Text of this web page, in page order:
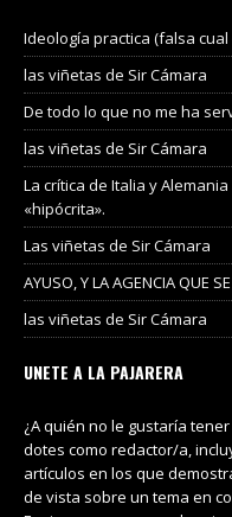
Ideología practica (falsa
las viñetas de Sir Cámara
De todo lo que no me ha
las viñetas de Sir Cámara
La crítica de Italia y
«hipócrita».
Las viñetas de Sir Cámara
AYUSO, Y LA AGENCIA QUE
las viñetas de Sir Cámara
UNETE A LA PAJARERA
¿A quién no le gustaría
dotes como redactor/a,
artículos en los que
de vista sobre un tema en